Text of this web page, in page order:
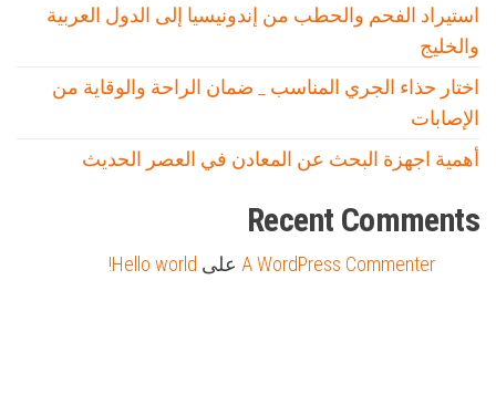
استيراد الفحم والحطب من إندونيسيا إلى الدول العربية
والخليج
اختار حذاء الجري المناسب _ ضمان الراحة والوقاية من
الإصابات
أهمية اجهزة البحث عن المعادن في العصر الحديث
Recent Comments
A WordPress Commenter على Hello world!